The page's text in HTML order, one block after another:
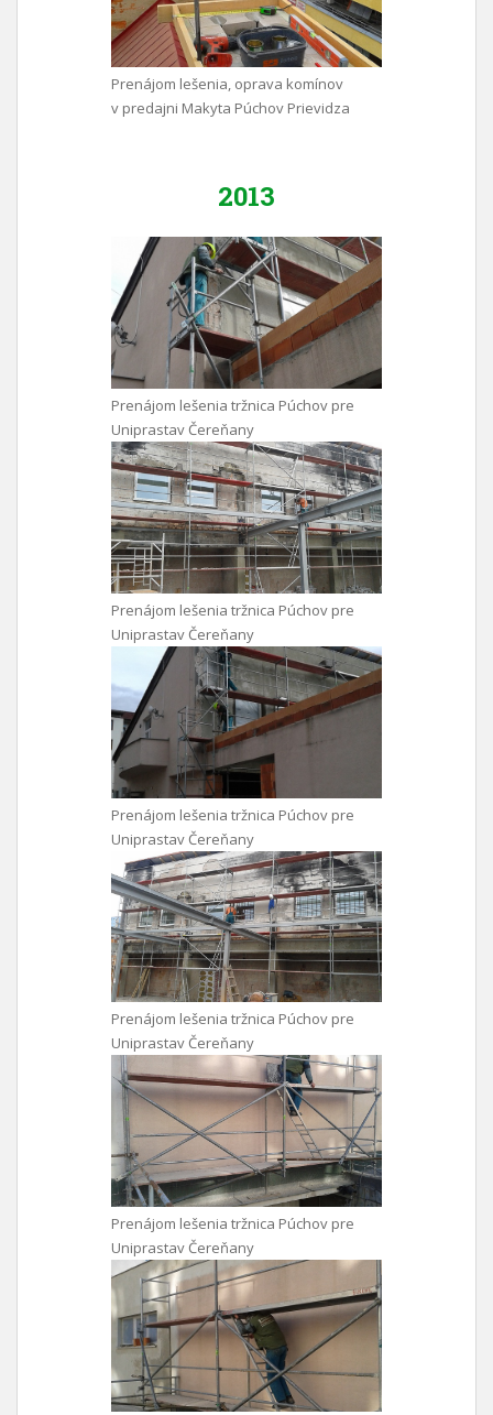
Prenájom lešenia, oprava komínov
v predajni Makyta Púchov Prievidza
2013
Prenájom lešenia tržnica Púchov pre
Uniprastav Čereňany
Prenájom lešenia tržnica Púchov pre
Uniprastav Čereňany
Prenájom lešenia tržnica Púchov pre
Uniprastav Čereňany
Prenájom lešenia tržnica Púchov pre
Uniprastav Čereňany
Prenájom lešenia tržnica Púchov pre
Uniprastav Čereňany